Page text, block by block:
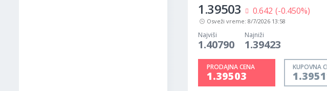
1.39503 0.642 (-0.450%)
Osveži vreme: 8/7/2026 13:58
Najviši
1.40790
Najniži
1.39423
PRODAJNA CENA
1.39503
KUPOVNA